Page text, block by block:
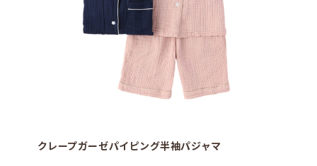
クレープガーゼパイピング半袖パジャマ